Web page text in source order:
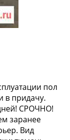
пол
в придачу.
СРОЧНО!
заранее
Вид